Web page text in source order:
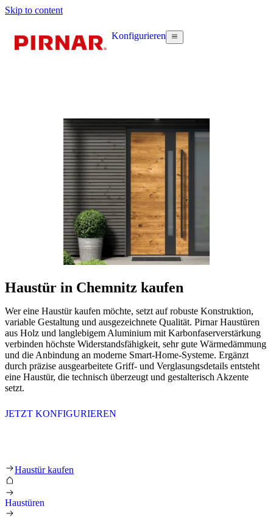
Skip to content
Konfigurieren
Haustür in Chemnitz kaufen
Wer eine Haustür kaufen möchte, setzt auf robuste Konstruktion,
variable Gestaltung und ausgezeichnete Qualität. Pirnar Haustüren
aus Holz und langlebigem Aluminium mit Karbonfaserverstärkung
verbinden höchste Widerstandsfähigkeit, sehr gute Wärmedämmung
und die Anbindung an moderne Smart-Home-Systeme. Ergänzt
durch präzise ausgearbeitete Griff- und Verglasungsdetails entsteht
eine Haustür, die technisch überzeugt und gestalterisch Akzente
setzt.
JETZT KONFIGURIEREN
Haustür in Chemnitz kaufen
Haustür kaufen
Haustüren